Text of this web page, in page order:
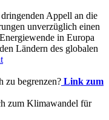
Appell an die
unverzüglich einen
in Europa
Ländern des globalen
zu begrenzen? Link zum
zum Klimawandel für